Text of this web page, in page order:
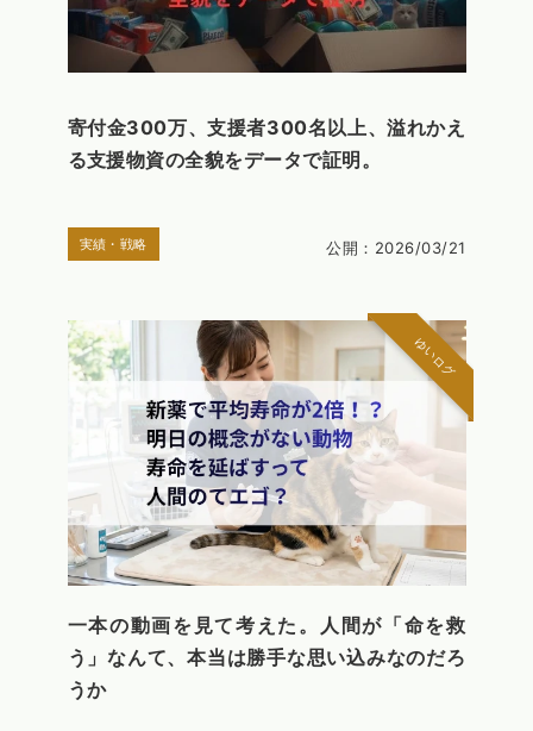
寄付金300万、支援者300名以上、溢れかえ
る支援物資の全貌をデータで証明。
実績・戦略 公開：2026/03/21
一本の動画を見て考えた。人間が「命を救
う」なんて、本当は勝手な思い込みなのだろ
うか
ゆいログ